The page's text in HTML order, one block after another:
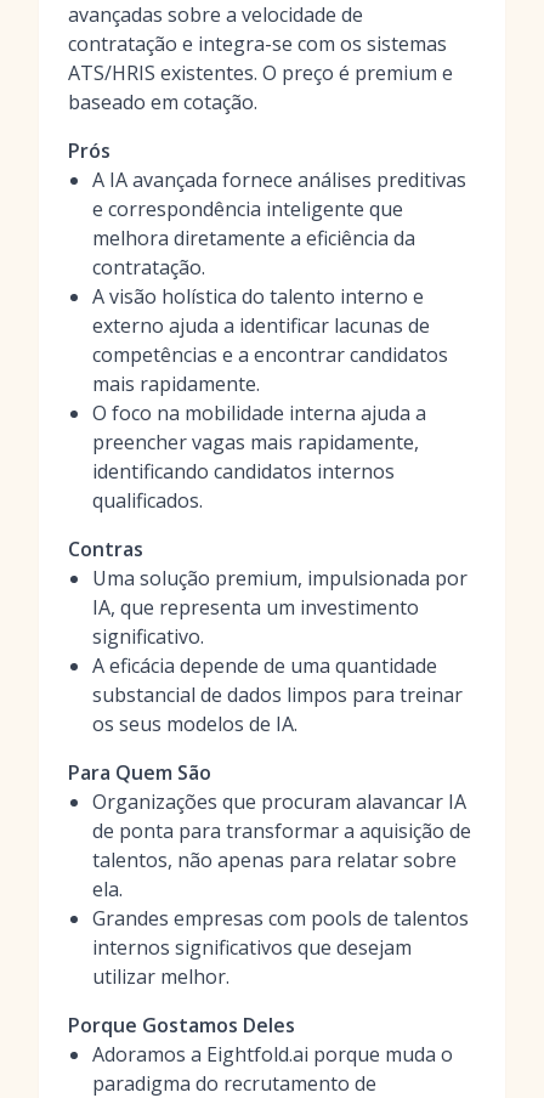
avançadas sobre a velocidade de
contratação e integra-se com os sistemas
ATS/HRIS existentes. O preço é premium e
baseado em cotação.
Prós
A IA avançada fornece análises preditivas
e correspondência inteligente que
melhora diretamente a eficiência da
contratação.
A visão holística do talento interno e
externo ajuda a identificar lacunas de
competências e a encontrar candidatos
mais rapidamente.
O foco na mobilidade interna ajuda a
preencher vagas mais rapidamente,
identificando candidatos internos
qualificados.
Contras
Uma solução premium, impulsionada por
IA, que representa um investimento
significativo.
A eficácia depende de uma quantidade
substancial de dados limpos para treinar
os seus modelos de IA.
Para Quem São
Organizações que procuram alavancar IA
de ponta para transformar a aquisição de
talentos, não apenas para relatar sobre
ela.
Grandes empresas com pools de talentos
internos significativos que desejam
utilizar melhor.
Porque Gostamos Deles
Adoramos a Eightfold.ai porque muda o
paradigma do recrutamento de